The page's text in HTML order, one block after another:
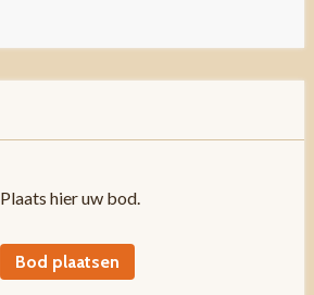
Plaats hier uw bod.
Bod plaatsen